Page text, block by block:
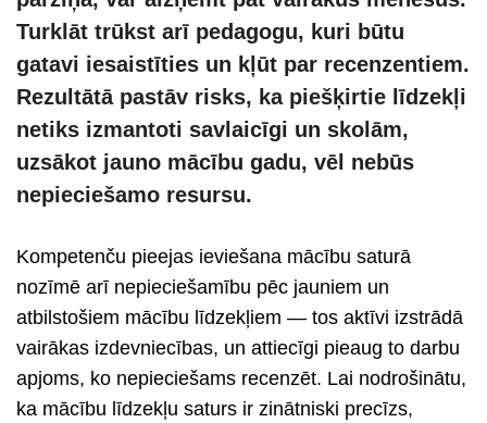
Turklāt trūkst arī pedagogu, kuri būtu
gatavi iesaistīties un kļūt par recenzentiem.
Rezultātā pastāv risks, ka piešķirtie līdzekļi
netiks izmantoti savlaicīgi un skolām,
uzsākot jauno mācību gadu, vēl nebūs
nepieciešamo resursu.
Kompetenču pieejas ieviešana mācību saturā
nozīmē arī nepieciešamību pēc jauniem un
atbilstošiem mācību līdzekļiem — tos aktīvi izstrādā
vairākas izdevniecības, un attiecīgi pieaug to darbu
apjoms, ko nepieciešams recenzēt. Lai nodrošinātu,
ka mācību līdzekļu saturs ir zinātniski precīzs,